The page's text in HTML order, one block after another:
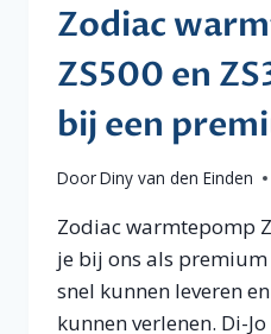
Zodiac
ZS500 en
bij een
DoorDiny van den Einden
Zodiac warmtepomp
je bij ons als
snel kunnen leveren
kunnen verlenen. Di-